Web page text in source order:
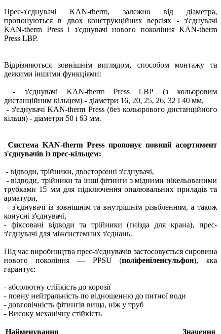
Прес-з'єднувачі KAN-therm, залежно від діаметра,
пропонуються в двох конструкційних версіях - з'єднувачі
KAN-therm Press і з'єднувачі нового покоління KAN-therm
Press LBP.
Відрізняються зовнішнім виглядом, способом монтажу та
деякими іншими функціями:
- з'єднувачі KAN-therm Press LBP (з кольоровим
дистанційним кільцем) - діаметри 16, 20, 25, 26, 32 І 40 мм,
- з'єднувачі KAN-therm Press (без кольорового дистанційного
кільця) - діаметри 50 і 63 мм.
Система KAN-therm Press пропонує повний асортимент
з'єднувачів із прес-кільцем:
- відводи, трійники, двосторонні з'єднувачі,
- відводи, трійники та інші фітинги з мідними нікельованими
трубками 15 мм для підключення опалювальних приладів та
арматури,
- з'єднувачі із зовнішнім та внутрішнім різьбленням, а також
конусні з'єднувачі,
- фіксовані відводи та трійники (гнізда для крана), прес-
з'єднувачі для міжсистемних з'єднань.
Під час виробництва прес-з'єднувачів застосовується сировина
нового покоління — PPSU (поліфеніленсульфон), яка
гарантує:
- абсолютну стійкість до корозії
- повну нейтральність по відношенню до питної води
- довговічність фітингів вища, ніж у труб
- Високу механічну стійкість
Найменування Значення